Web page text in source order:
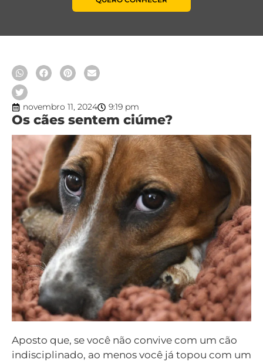
novembro 11, 2024 9:19 pm
Os cães sentem ciúme?
Aposto que, se você não convive com um cão
indisciplinado, ao menos você já topou com um